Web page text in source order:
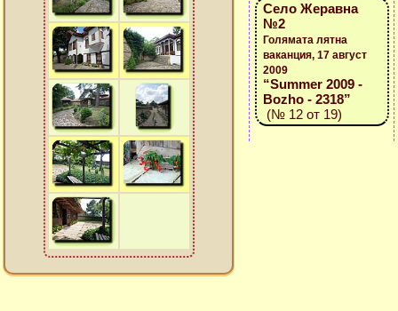
Село Жеравна
№2
Голямата лятна
ваканция, 17 август
2009
“Summer 2009 -
Bozho - 2318”
(№ 12 от 19)